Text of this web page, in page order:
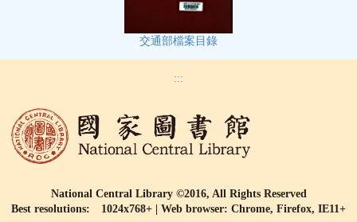
交通部檔案目錄
:::
National Central Library ©2016, All Rights Reserved
Best resolutions: 1024x768+ | Web browser: Chrome, Firefox, IE11+